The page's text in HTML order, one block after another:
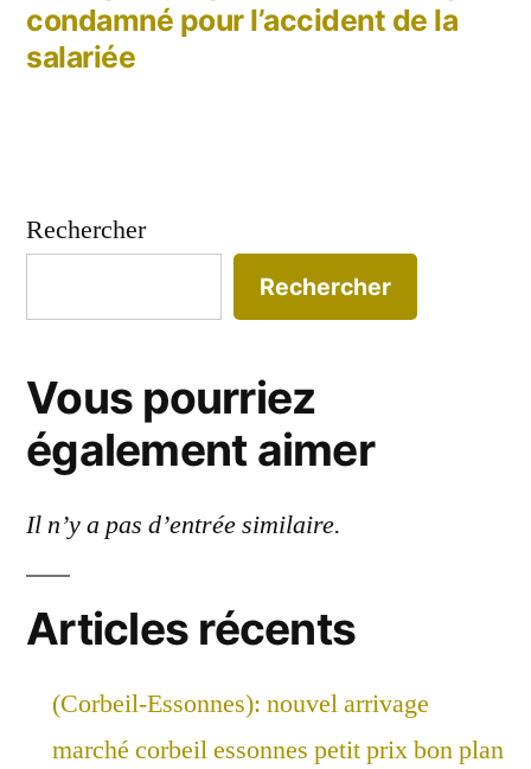
condamné pour l’accident de la
salariée
Rechercher
Rechercher
Vous pourriez
également aimer
Il n’y a pas d’entrée similaire.
Articles récents
(Corbeil-Essonnes): nouvel arrivage
marché corbeil essonnes petit prix bon plan